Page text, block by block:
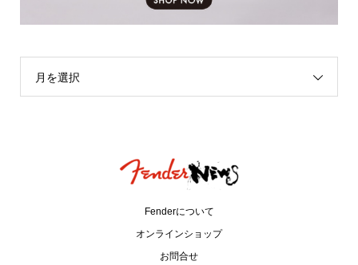
月を選択
Fenderについて
オンラインショップ
お問合せ